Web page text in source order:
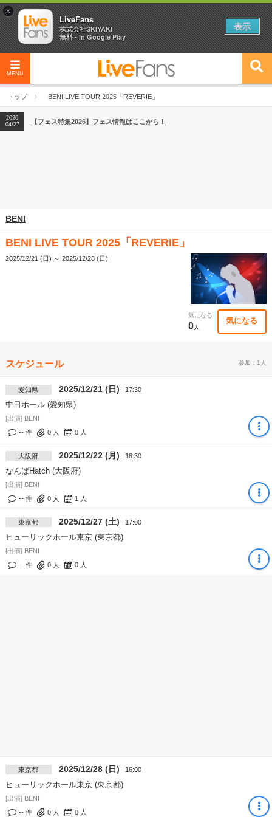
MENU
トップ BENI LIVE TOUR 2025「REVERIE」
2026
04/27
2026
【ライブ動員ランキング】2026年上半期編発表！
2026
04/27
【フェス特集2026】フェス情報はここから！
BENI
BENI LIVE TOUR 2025「REVERIE」
2025/12/21 (日) ～ 2025/12/28 (日)
気になる
0人
気になる
スケジュール 参加：1人
愛知県 2025/12/21 (日) 17:30
中日ホール (愛知県)
[出演] BENI
-- 件
0 人 0 人
大阪府 2025/12/22 (月) 18:30
なんばHatch (大阪府)
[出演] BENI
-- 件
0 人 1 人
東京都 2025/12/27 (土) 17:00
ヒューリックホール東京 (東京都)
[出演] BENI
-- 件
0 人 0 人
東京都 2025/12/28 (日) 16:00
ヒューリックホール東京 (東京都)
[出演] BENI
-- 件
0 人 0 人
×
LiveFans
株式会社SKIYAKI
無料 - In Google Play
表示